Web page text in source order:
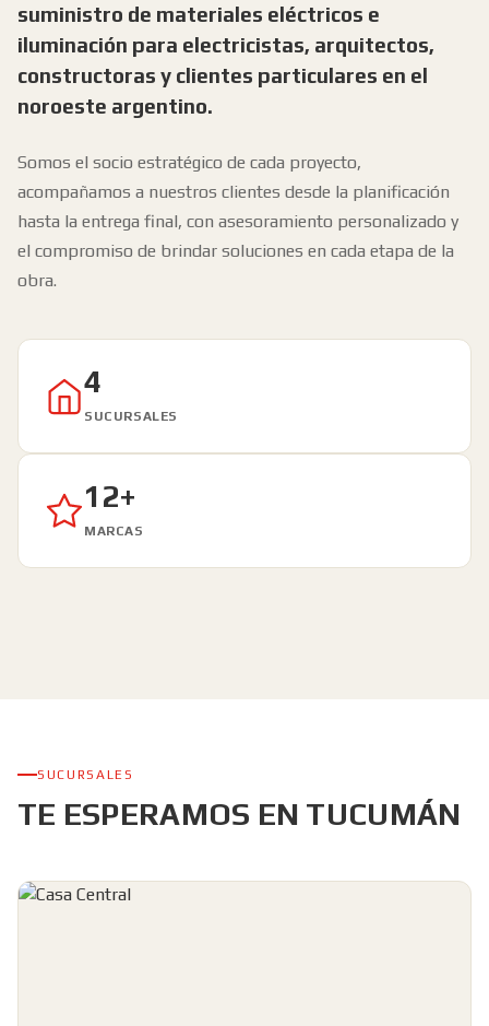
suministro de materiales eléctricos e
iluminación para electricistas, arquitectos,
constructoras y clientes particulares en el
noroeste argentino.
Somos el socio estratégico de cada proyecto,
acompañamos a nuestros clientes desde la planificación
hasta la entrega final, con asesoramiento personalizado y
el compromiso de brindar soluciones en cada etapa de la
obra.
4
SUCURSALES
12+
MARCAS
SUCURSALES
TE ESPERAMOS EN TUCUMÁN